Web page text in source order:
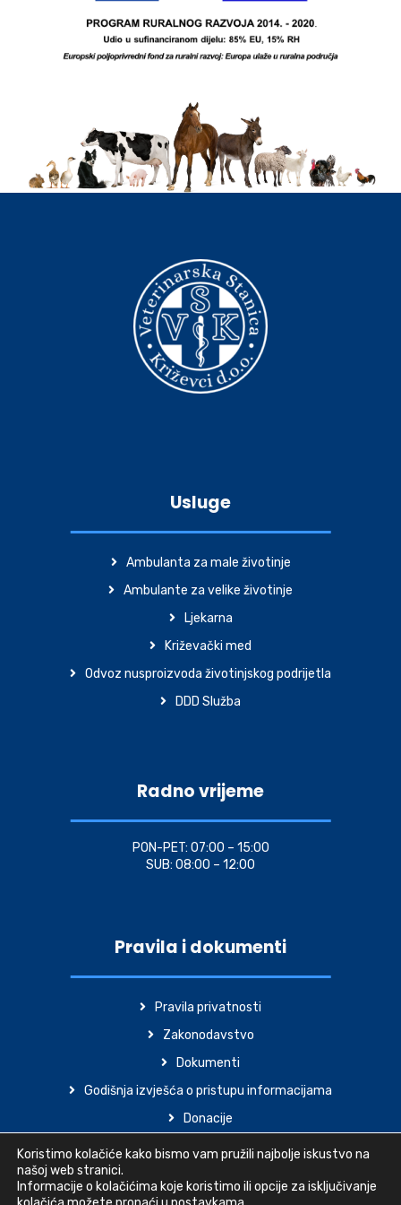
Usluge
Ambulanta za male životinje
Ambulante za velike životinje
Ljekarna
Križevački med
Odvoz nusproizvoda životinjskog podrijetla
DDD Služba
Radno vrijeme
PON-PET: 07:00 – 15:00
SUB: 08:00 – 12:00
Pravila i dokumenti
Pravila privatnosti
Zakonodavstvo
Dokumenti
Godišnja izvješća o pristupu informacijama
Donacije
Izjava o pristupačnosti
Koristimo kolačiće kako bismo vam pružili najbolje iskustvo na
našoj web stranici.
Informacije o kolačićima koje koristimo ili opcije za isključivanje